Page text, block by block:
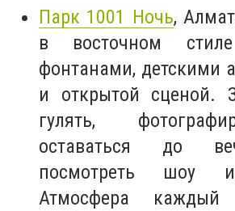
Парк 1001 Ночь,
в восточном
фонтанами, детскими
и открытой сценой.
гулять,
оставаться до
посмотреть шоу
Атмосфера каждый